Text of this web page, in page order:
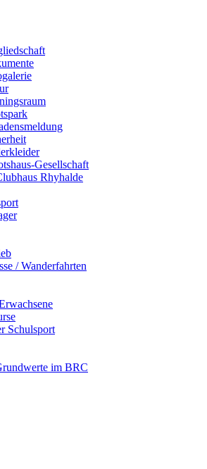
Gesellschaft
Rhyhalde
/ Wanderfahrten
Schulsport
im BRC